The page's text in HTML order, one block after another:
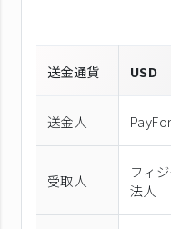
送金通貨 USD
送金人
受取人
フィ
法人